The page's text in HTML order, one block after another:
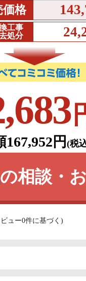
価格
工事
処分
167,952円 (税
相談・
ュー0件に基づく)